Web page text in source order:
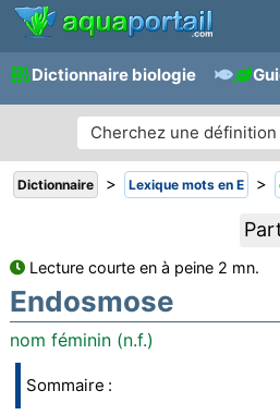
Dictionnaire biologie
Dictionnaire > Lexique mots en E >
Lecture courte en à peine 2 mn.
Endosmose
nom féminin (n.f.)
Sommaire :